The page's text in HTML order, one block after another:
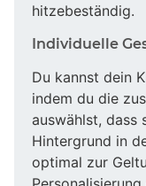
hitzebeständig.
Individuelle
Du kannst dein
indem du die
auswählst, dass
Hintergrund in
optimal zur